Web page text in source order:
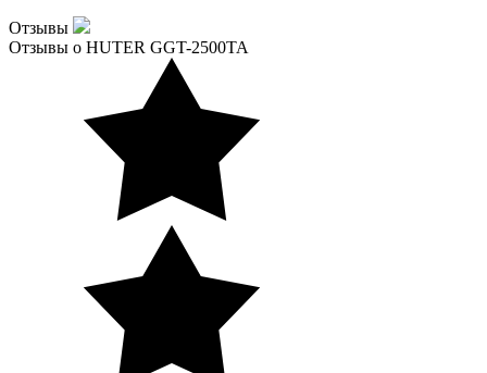
Отзывы
Отзывы о HUTER GGT-2500TA